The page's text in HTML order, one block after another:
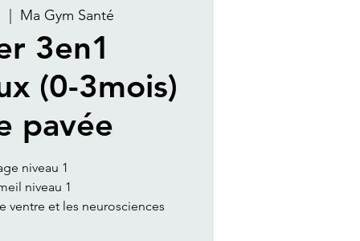
Ma Gym Santé
3en1
(0-3mois)
pavée
niveau 1
niveau 1
ventre et les neurosciences